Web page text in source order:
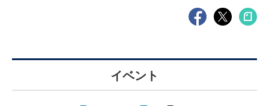
イベント